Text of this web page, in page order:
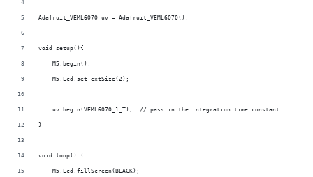
Adafruit_VEML6070 uv = Adafruit_VEML6070();
void setup(){
    M5.begin();
    M5.Lcd.setTextSize(2);
    uv.begin(VEML6070_1_T);  // pass in the integration time constant
}
void loop() {
    M5.Lcd.fillScreen(BLACK);